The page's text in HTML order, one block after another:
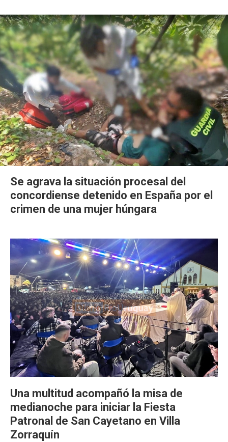
Se agrava la situación procesal del
concordiense detenido en España por el
crimen de una mujer húngara
Una multitud acompañó la misa de
medianoche para iniciar la Fiesta
Patronal de San Cayetano en Villa
Zorraquín